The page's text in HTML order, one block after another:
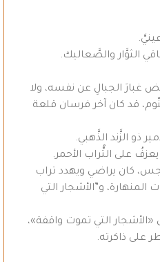
الثوَّار والصَّعاليك.
غبارَ الجبالِ عن نفسه، ولا
قد كان آخر فرسان قلعة
ذو الزَّند الذَّهبي.
على التُّراب الأحمر.
كان يراضي ويهدد تراب
المنهارة، و”الأشجار التي
التي تموت واقفة»،
على ذاكرته.